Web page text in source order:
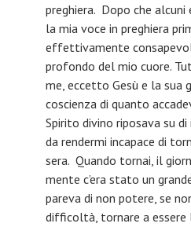
preghiera. Dopo che
la mia voce in preghiera
effettivamente
profondo del mio cuore.
me, eccetto Gesù e la sua
coscienza di quanto
Spirito divino riposava su
da rendermi incapace di
sera. Quando tornai, il
mente c’era stato un
pareva di non potere, se
difficoltà, tornare a essere